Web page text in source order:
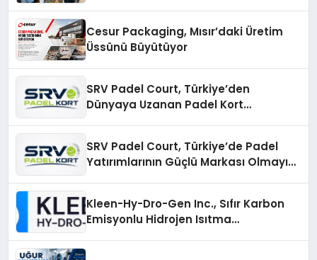
Cesur Packaging, Mısır’daki Üretim
Üssünü Büyütüyor
SRV Padel Court, Türkiye’den
Dünyaya Uzanan Padel Kort
SRV Padel Court, Türkiye’de Padel
Yatırımlarının Güçlü Markası Olmayı
Kleen-Hy-Dro-Gen Inc., Sıfır Karbon
Emisyonlu Hidrojen Isıtma